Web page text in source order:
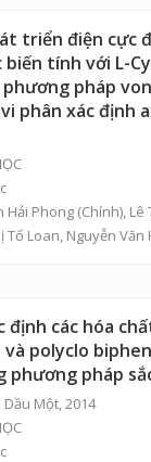
triển điện cực
tính với L-
pháp
phân xác định
Hải Phong (Chính),
Tố Loan, Nguyễn Văn
định các hóa
polyclo
phương pháp
Một, 2014